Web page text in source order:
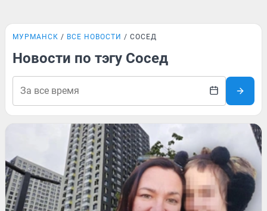
МУРМАНСК ВСЕ НОВОСТИ СОСЕД
Новости по тэгу Сосед